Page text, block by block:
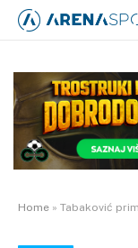
Home » Tabaković primio